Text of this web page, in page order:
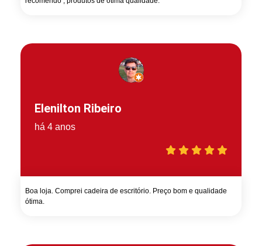
Elenilton Ribeiro
há 4 anos
Boa loja. Comprei cadeira de escritório. Preço bom e qualidade
ótima.